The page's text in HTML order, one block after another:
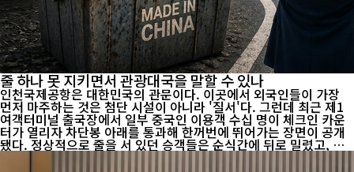
줄 하나 못 지키면서 관광대국을 말할 수 있나
인천국제공항은 대한민국의 관문이다. 이곳에서 외국인들이 가장
먼저 마주하는 것은 첨단 시설이 아니라 '질서'다. 그런데 최근 제1
여객터미널 출국장에서 일부 중국인 이용객 수십 명이 체크인 카운
터가 열리자 차단봉 아래를 통과해 한꺼번에 뛰어가는 장면이 공개
됐다. 정상적으로 줄을 서 있던 승객들은 순식간에 뒤로 밀렸고, 이
를 막던 안내 직원들은 인파에 치여 타박상과 찰과상을 입었다. 공항